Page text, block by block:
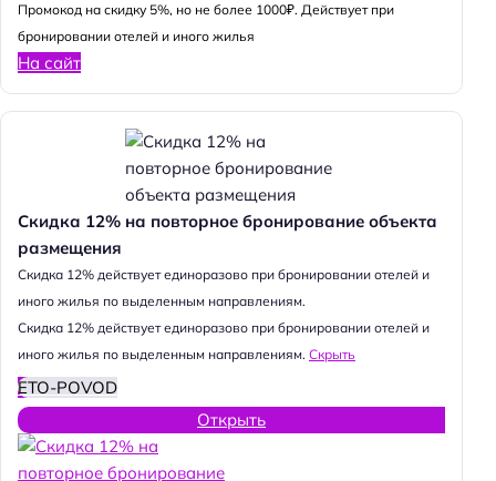
Промокод на скидку 5%, но не более 1000₽. Действует при
бронировании отелей и иного жилья
На сайт
Скидка 12% на повторное бронирование объекта
размещения
Cкидка 12% действует единоразово при бронировании отелей и
иного жилья по выделенным направлениям.
Cкидка 12% действует единоразово при бронировании отелей и
иного жилья по выделенным направлениям. Скрыть
ETO-POVOD
Открыть